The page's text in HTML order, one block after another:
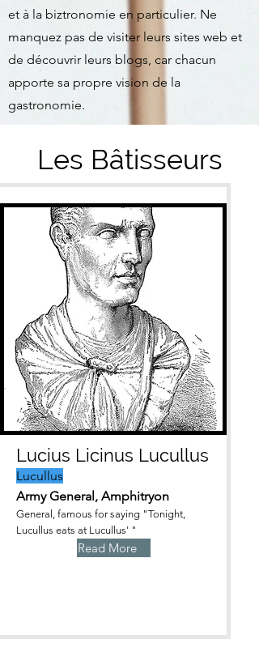
et à la biztronomie en particulier. Ne
manquez pas de visiter leurs sites web et
de découvrir leurs blogs, car chacun
apporte sa propre vision de la
gastronomie.
Les Bâtisseurs
Lucius Licinus Lucullus
Lucullus
Army General, Amphitryon
General, famous for saying "Tonight,
Lucullus eats at Lucullus' "
Read More